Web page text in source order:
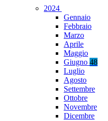
2024
Gennaio
Febbraio
Marzo
Aprile
Maggio
Giugno 48
Luglio
Agosto
Settembre
Ottobre
Novembre
Dicembre